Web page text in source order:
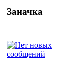
Заначка